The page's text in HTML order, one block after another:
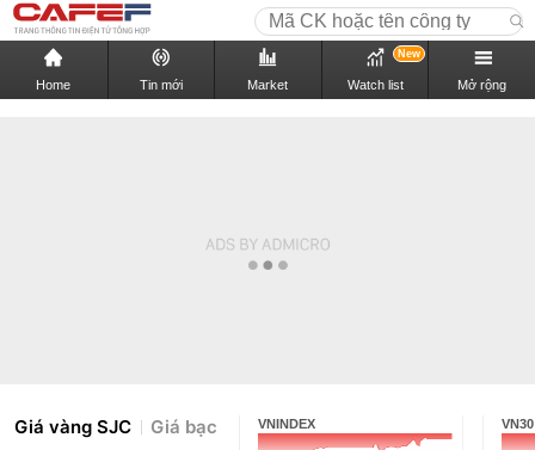
Home Tin mới Market Watch list
New
Mở rộng
Giá vàng SJC Giá bạc VNINDEX VN30